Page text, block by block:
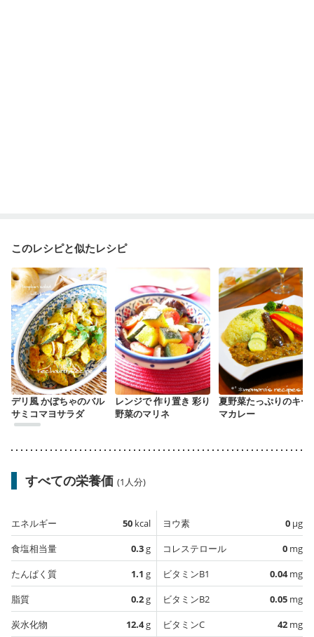
このレシピと似たレシピ
デリ風 かぼちゃのバル
サミコマヨサラダ
レンジで 作り置き 彩り
野菜のマリネ
夏野菜たっぷりのキー
マカレー
すべての栄養価 (1人分)
エネルギー 50 kcal
食塩相当量
0.3g
たんぱく質
1.1 g
脂質
0.2g
炭水化物
12.4g
ヨウ素 0 µg
コレステロール
0 mg
ビタミンB1
0.04mg
ビタミンB2
0.05 mg
ビタミンC
42 mg